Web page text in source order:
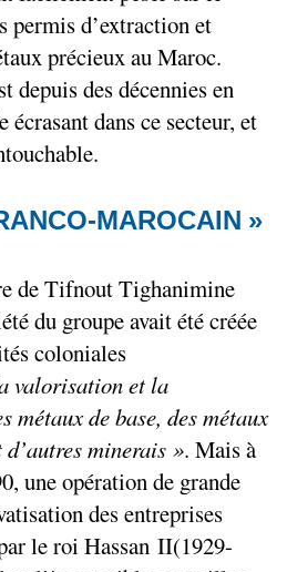
permis d’extraction et
précieux au Maroc.
depuis des décennies en
dans ce secteur, et
MAROCAIN »
de Tifnout Tighanimine
du groupe avait été créée
coloniales
valorisation et la
métaux de base, des métaux
minerais ». Mais à
une opération de grande
des entreprises
le roi Hassan II(1929-